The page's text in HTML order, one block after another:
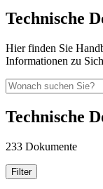
Technische
Hier finden Sie
Informationen zu
Technische
233 Dokumente
Filter